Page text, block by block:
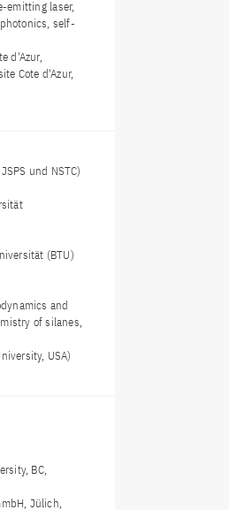
emitting laser,
self-
d'Azur,
Cote d'Azur,
und NSTC)
(BTU)
and
of silanes,
USA)
BC,
Jülich,